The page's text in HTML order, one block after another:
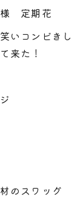
様 定期花
いコンビきし
来た！
のスワッグ